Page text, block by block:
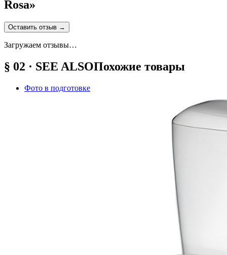
Rosa»
Оставить отзыв →
Загружаем отзывы…
§ 02 · SEE ALSOПохожие товары
Фото в подготовке